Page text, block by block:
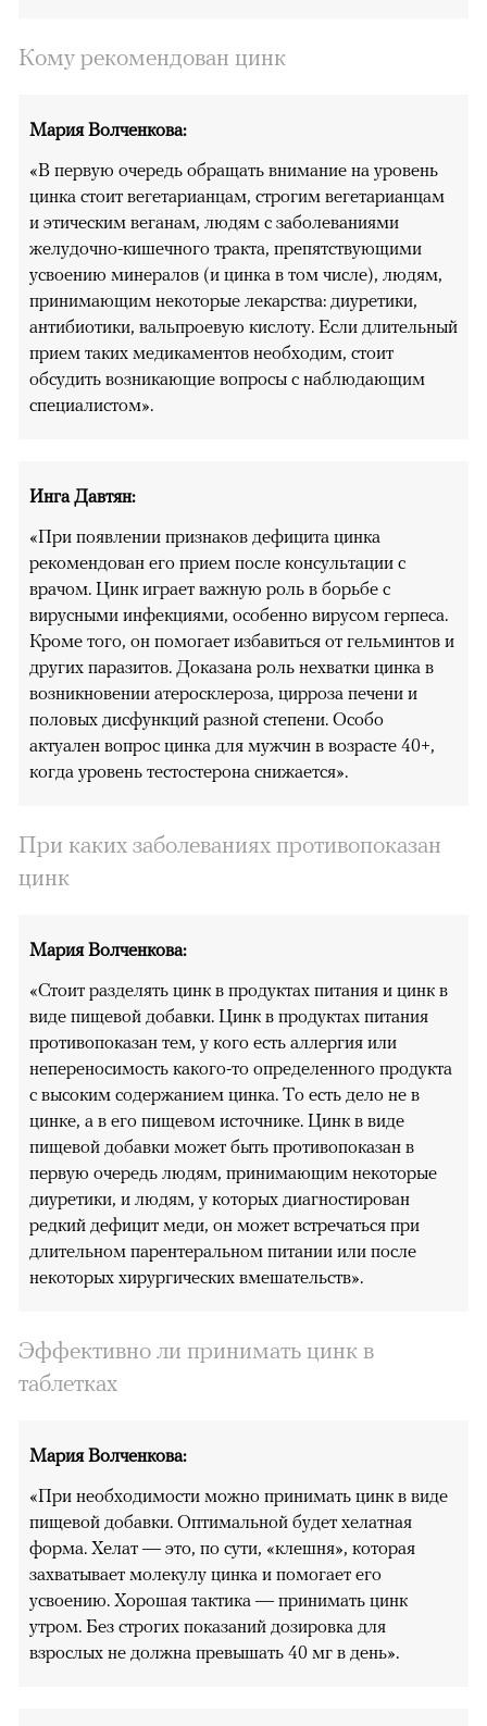
Кому рекомендован цинк
Мария Волченкова:
«В первую очередь обращать внимание на уровень
цинка стоит вегетарианцам, строгим вегетарианцам
и этическим веганам, людям с заболеваниями
желудочно-кишечного тракта, препятствующими
усвоению минералов (и цинка в том числе), людям,
принимающим некоторые лекарства: диуретики,
антибиотики, вальпроевую кислоту. Если длительный
прием таких медикаментов необходим, стоит
обсудить возникающие вопросы с наблюдающим
специалистом».
Инга Давтян:
«При появлении признаков дефицита цинка
рекомендован его прием после консультации с
врачом. Цинк играет важную роль в борьбе с
вирусными инфекциями, особенно вирусом герпеса.
Кроме того, он помогает избавиться от гельминтов и
других паразитов. Доказана роль нехватки цинка в
возникновении атеросклероза, цирроза печени и
половых дисфункций разной степени. Особо
актуален вопрос цинка для мужчин в возрасте 40+,
когда уровень тестостерона снижается».
При каких заболеваниях противопоказан
цинк
Мария Волченкова:
«Стоит разделять цинк в продуктах питания и цинк в
виде пищевой добавки. Цинк в продуктах питания
противопоказан тем, у кого есть аллергия или
непереносимость какого-то определенного продукта
с высоким содержанием цинка. То есть дело не в
цинке, а в его пищевом источнике. Цинк в виде
пищевой добавки может быть противопоказан в
первую очередь людям, принимающим некоторые
диуретики, и людям, у которых диагностирован
редкий дефицит меди, он может встречаться при
длительном парентеральном питании или после
некоторых хирургических вмешательств».
Эффективно ли принимать цинк в
таблетках
Мария Волченкова:
«При необходимости можно принимать цинк в виде
пищевой добавки. Оптимальной будет хелатная
форма. Хелат — это, по сути, «клешня», которая
захватывает молекулу цинка и помогает его
усвоению. Хорошая тактика — принимать цинк
утром. Без строгих показаний дозировка для
взрослых не должна превышать 40 мг в день».